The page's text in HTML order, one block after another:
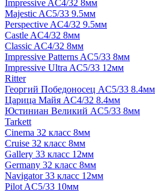
Impressive AC4/32 8мм
Majestic AC5/33 9.5мм
Perspective AC4/32 9.5мм
Castle AC4/32 8мм
Classic AC4/32 8мм
Impressive Patterns AC5/33 8мм
Impressive Ultra AC5/33 12мм
Ritter
Георгий Победоносец AC5/33 8.4мм
Царица Майя AC4/32 8.4мм
Юстиниан Великий AC5/33 8мм
Tarkett
Cinema 32 класс 8мм
Cruise 32 класс 8мм
Gallery 33 класс 12мм
Germany 32 класс 8мм
Navigator 33 класс 12мм
Pilot AC5/33 10мм